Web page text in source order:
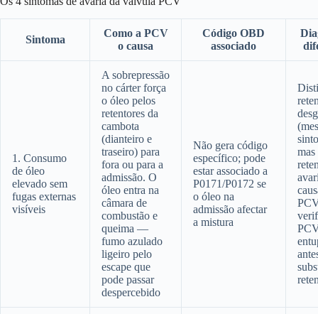
Sintoma
Como a PCV
o causa
Código OBD
associado
1. Consumo
de óleo
elevado sem
fugas externas
visíveis
A sobrepressão
no cárter força
o óleo pelos
retentores da
cambota
(dianteiro e
traseiro) para
fora ou para a
admissão. O
óleo entra na
câmara de
combustão e
queima —
fumo azulado
ligeiro pelo
escape que
pode passar
despercebido
Não gera código
específico; pode
estar associado a
P0171/P0172 se
o óleo na
admissão afectar
a mistura
mas